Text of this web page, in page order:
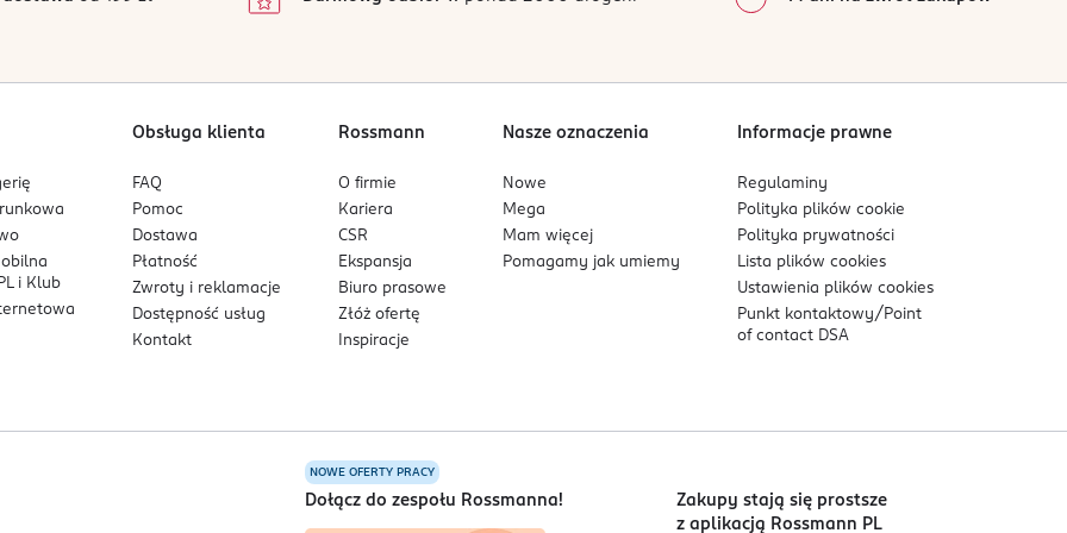
1
0%
Sortowanie wgdata: od najnowszej
i Klub
Obsługa klienta
FAQ
Pomoc
Dostawa
Płatność
Zwroty i reklamacje
Dostępność usług
Kontakt
Rossmann
O firmie
Kariera
CSR
Ekspansja
Biuro prasowe
Złóż ofertę
Inspiracje
Nasze oznaczenia
Nowe
Mega
Mam więcej
Pomagamy jak umiemy
Informacje prawne
Regulaminy
Polityka plikówcookie
Polityka prywatności
Lista plikówcookies
Ustawienia plikówcookies
Punkt kontaktowy/ Point
of contact DSA
NOWE OFERTY PRACY
Dołącz do zespołu Rossmanna!
Zakupy stają się prostsze
z aplikacją Rossmann PL